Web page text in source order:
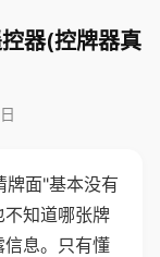
器(控牌器真
牌面"基本没有
知道哪张牌
息。只有懂